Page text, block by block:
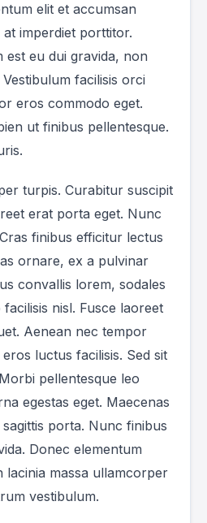
elit et accumsan
imperdiet porttitor.
est eu dui gravida, non
facilisis orci
eros commodo eget.
ut finibus pellentesque.
turpis. Curabitur suscipit
erat porta eget. Nunc
finibus efficitur lectus
ornare, ex a pulvinar
convallis lorem, sodales
nisl. Fusce laoreet
Aenean nec tempor
luctus facilisis. Sed sit
pellentesque leo
egestas eget. Maecenas
porta. Nunc finibus
Donec elementum
lacinia massa ullamcorper
vestibulum.